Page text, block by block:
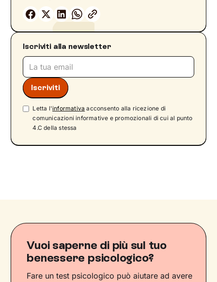
Iscriviti alla newsletter
Letta l'informativa acconsento alla ricezione di
comunicazioni informative e promozionali di cui al punto
4.C della stessa
Vuoi saperne di più sul tuo
benessere psicologico?
Fare un test psicologico può aiutare ad avere